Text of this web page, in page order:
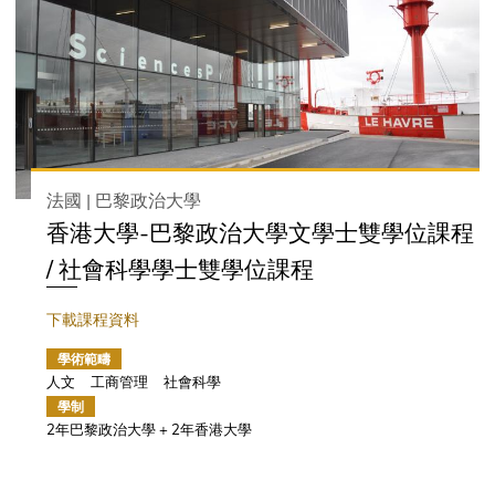
法國 | 巴黎政治大學
香港大學-巴黎政治大學文學士雙學位課程
/ 社會科學學士雙學位課程
下載課程資料
學術範疇
人文 工商管理 社會科學
學制
2年巴黎政治大學 + 2年香港大學